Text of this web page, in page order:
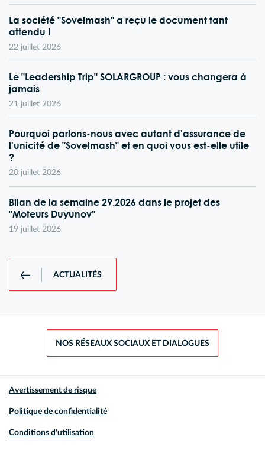
La société "Sovelmash" a reçu le document tant
attendu !
22 juillet 2026
Le "Leadership Trip" SOLARGROUP : vous changera à
jamais
21 juillet 2026
Pourquoi parlons-nous avec autant d'assurance de
l'unicité de "Sovelmash" et en quoi vous est-elle utile
?
20 juillet 2026
Bilan de la semaine 29.2026 dans le projet des
"Moteurs Duyunov"
19 juillet 2026
ACTUALITÉS
NOS RÉSEAUX SOCIAUX ET DIALOGUES
Avertissement de risque
Politique de confidentialité
Conditions d'utilisation